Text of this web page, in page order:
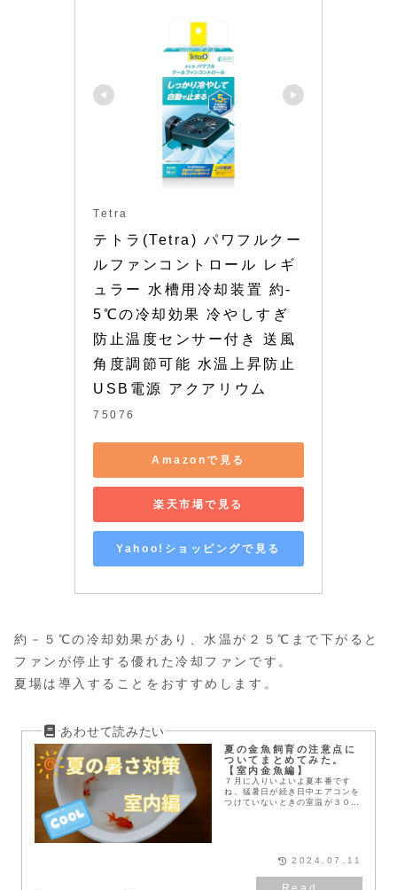
Tetra
テトラ(Tetra) パワフルクー
ルファンコントロール レギ
ュラー 水槽用冷却装置 約-
5℃の冷却効果 冷やしすぎ
防止温度センサー付き 送風
角度調節可能 水温上昇防止
USB電源 アクアリウム
75076
Amazonで見る
楽天市場で見る
Yahoo!ショッピングで見る
約－５℃の冷却効果があり、水温が２５℃まで下がると
ファンが停止する優れた冷却ファンです。
夏場は導入することをおすすめします。
夏の金魚飼育の注意点に
ついてまとめてみた。
【室内金魚編】
７月に入りいよいよ夏本番です
ね。猛暑日が続き日中エアコンを
つけていないときの室温が３０℃
2024.07.11